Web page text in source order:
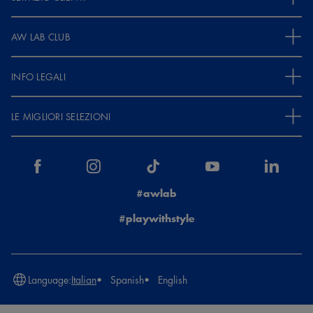
AW LAB CLUB
INFO LEGALI
LE MIGLIORI SELEZIONI
#awlab
#playwithstyle
Language:Italian Spanish English